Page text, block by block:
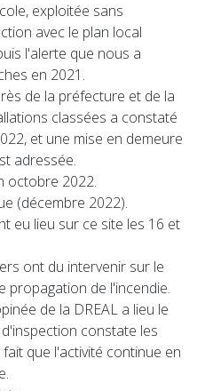
exploitée sans
avec le plan local
l'alerte que nous a
en 2021.
de la préfecture et de la
classées a constaté
et une mise en demeure
adressée.
octobre 2022.
(décembre 2022).
eu lieu sur ce site les 16 et
ont du intervenir sur le
propagation de l'incendie.
de la DREAL a lieu le
constate les
que l'activité continue en